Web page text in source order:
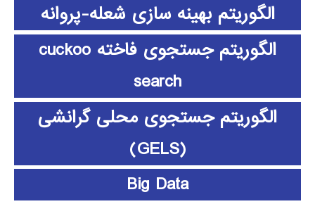
الگوریتم بهینه سازی شعله-پروانه
الگوریتم جستجوی فاخته cuckoo
search
الگوریتم جستجوی محلی گرانشی
(GELS)
Big Data